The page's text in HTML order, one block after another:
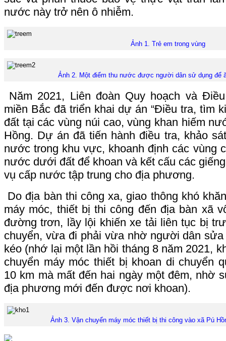
nước này trở nên ô nhiễm.
Ảnh 1. Trẻ em trong vùng
Ảnh 2. Một điểm thu nước được người dân sử dụng để
Năm 2021, Liên đoàn Quy hoạch và
miền Bắc đã triển khai dự án “Điều tra, tìm
đất tại các vùng núi cao, vùng khan hiếm
Hồng. Dự án đã tiến hành điều tra, khảo
nước trong khu vực, khoanh định các vùng
nước dưới đất để khoan và kết cấu các
vụ cấp nước tập trung cho địa phương.
Do địa bàn thi công xa, giao thông khó
máy móc, thiết bị thi công đến địa bàn xã
đường trơn, lầy lội khiến xe tải liên tục bị
chuyển, vừa đi phải vừa nhờ người dân
kéo (nhớ lại một lần hồi tháng 8 năm 2021,
chuyển máy móc thiết bị khoan di chuyển
10 km mà mất đến hai ngày một đêm, nhờ
địa phương mới đến được nơi khoan).
Ảnh 3. Vận chuyển máy móc thiết bị thi công vào xã Pú